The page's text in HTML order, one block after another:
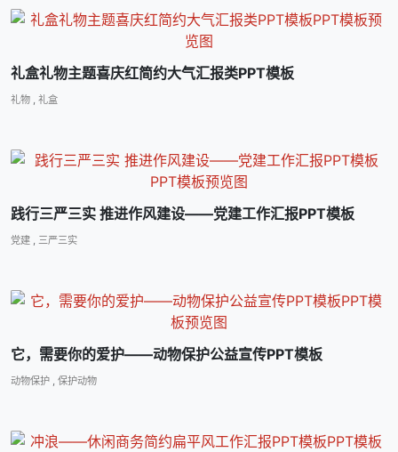
礼盒礼物主题喜庆红简约大气汇报类PPT模板
礼物 礼盒
践行三严三实 推进作风建设――党建工作汇报PPT模板
党建 三严三实
它，需要你的爱护――动物保护公益宣传PPT模板
动物保护 保护动物